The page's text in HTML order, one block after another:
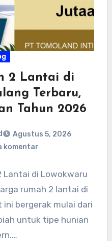
2 Lantai di
Terbaru,
Tahun 2026
Agustus 5, 2026
komentar
Lantai di Lowokwaru
rumah 2 lantai di
bergerak mulai dari
untuk tipe hunian